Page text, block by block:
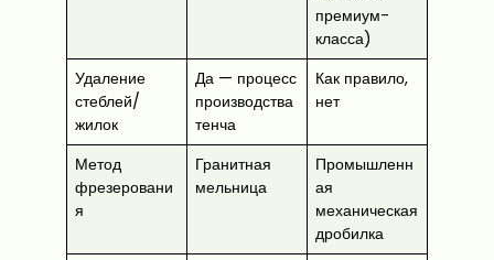
премиум-
класса)
Удаление
стеблей/
жилок
Да — процесс
производства
тенча
Как правило,
нет
Метод
фрезеровани
я
Гранитная
мельница
Промышленн
ая
механическая
дробилка